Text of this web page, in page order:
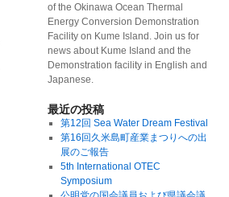
of the Okinawa Ocean Thermal
Energy Conversion Demonstration
Facility on Kume Island. Join us for
news about Kume Island and the
Demonstration facility in English and
Japanese.
最近の投稿
第12回 Sea Water Dream Festival
第16回久米島町産業まつりへの出
展のご報告
5th International OTEC
Symposium